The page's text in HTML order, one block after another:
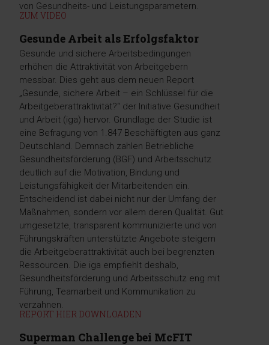
von Gesundheits- und Leistungsparametern.
ZUM VIDEO
Gesunde Arbeit als Erfolgsfaktor
Gesunde und sichere Arbeitsbedingungen
erhöhen die Attraktivität von Arbeitgebern
messbar. Dies geht aus dem neuen Report
„Gesunde, sichere Arbeit – ein Schlüssel für die
Arbeitgeberattraktivität?“ der Initiative Gesundheit
und Arbeit (iga) hervor. Grundlage der Studie ist
eine Befragung von 1.847 Beschäftigten aus ganz
Deutschland. Demnach zahlen Betriebliche
Gesundheitsförderung (BGF) und Arbeitsschutz
deutlich auf die Motivation, Bindung und
Leistungsfähigkeit der Mitarbeitenden ein.
Entscheidend ist dabei nicht nur der Umfang der
Maßnahmen, sondern vor allem deren Qualität. Gut
umgesetzte, transparent kommunizierte und von
Führungskräften unterstützte Angebote steigern
die Arbeitgeberattraktivität auch bei begrenzten
Ressourcen. Die iga empfiehlt deshalb,
Gesundheitsförderung und Arbeitsschutz eng mit
Führung, Teamarbeit und Kommunikation zu
verzahnen.
REPORT HIER DOWNLOADEN
Superman Challenge bei McFIT